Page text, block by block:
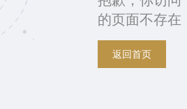
的页面不存在
返回首页